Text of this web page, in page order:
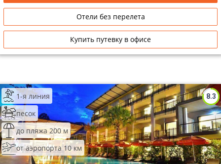
Отели без перелета
Купить путевку в офисе
8.3
1-я линия
песок
до пляжа 200 м
от аэропорта 10 км